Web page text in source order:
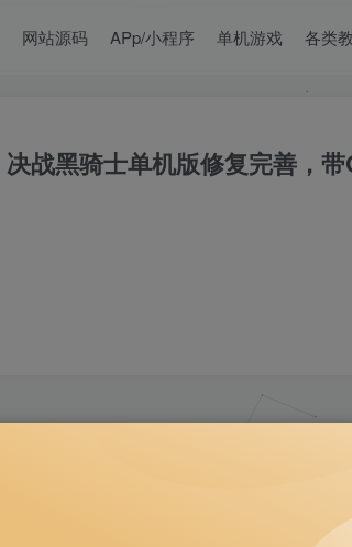
网站源码 APp/小程序 单机游戏 各类
决战黑骑士单机版修复完善，
内包含密码丨www.gopojie.com丨www.9yy.net丨压
，请安装7Z软件或者其它压缩软件进行解压;